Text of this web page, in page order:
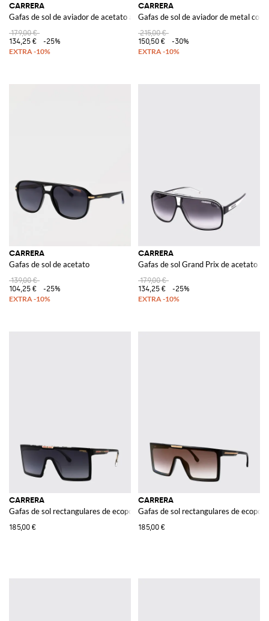
CARRERA
Gafas de sol de aviador de acetato azul con lentes de colores
179,00 €
134,25 €
-25%
CARRERA
Gafas de sol de aviador de metal con
215,00 €
150,50 €
-30%
CARRERA
Gafas de sol de acetato
139,00 €
104,25 €
-25%
CARRERA
Gafas de sol Grand Prix de acetato
179,00 €
134,25 €
-25%
CARRERA
Gafas de sol rectangulares de ecopoliamida con logo
185,00 €
CARRERA
Gafas de sol rectangulares de
185,00 €